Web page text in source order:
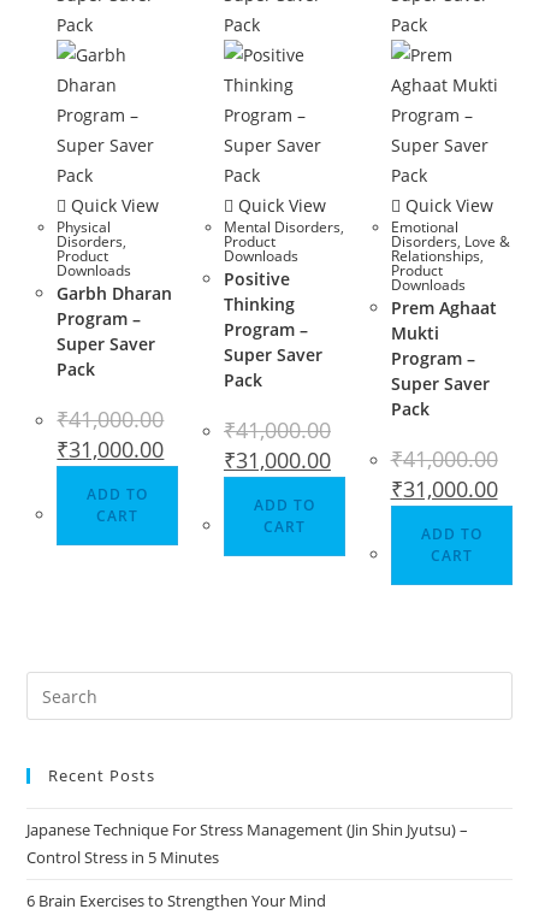
Quick View
Physical
Disorders,
Product
Downloads
Garbh Dharan
Program –
Super Saver
Pack
₹41,000.00
₹31,000.00
ADD TO
CART
Quick View
Mental Disorders,
Product
Downloads
Positive
Thinking
Program –
Super Saver
Pack
₹41,000.00
₹31,000.00
ADD TO
CART
Quick View
Emotional
Disorders, Love &
Relationships,
Product
Downloads
Prem Aghaat
Mukti
Program –
Super Saver
Pack
₹41,000.00
₹31,000.00
ADD TO
CART
Recent Posts
Japanese Technique For Stress Management (Jin Shin Jyutsu) –
Control Stress in 5 Minutes
6 Brain Exercises to Strengthen Your Mind